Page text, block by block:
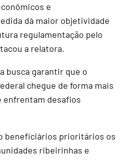
e
dá maior objetividade
regulamentação pelo
a relatora.
busca garantir que o
chegue de forma mais
enfrentam desafios
beneficiários prioritários os
ribeirinhas e